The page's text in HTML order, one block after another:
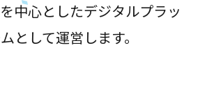
中心としたデジタルプラッ
として運営します。